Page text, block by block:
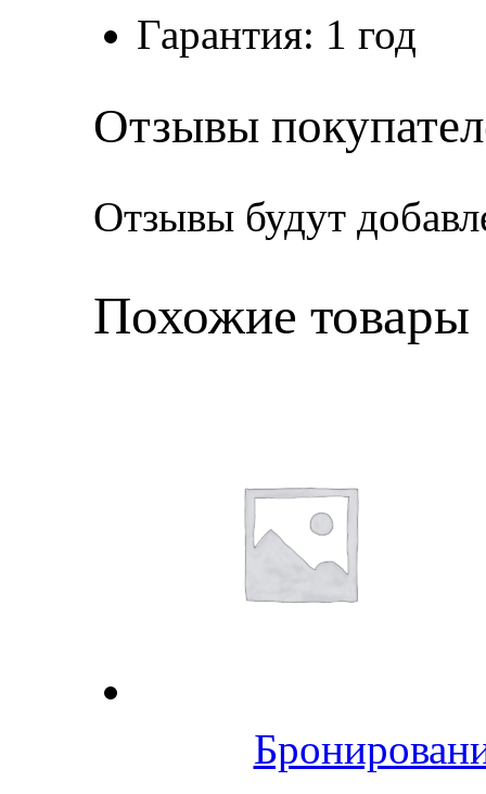
Гарантия: 1 год
Отзывы
Отзывы будут
Похожие товары